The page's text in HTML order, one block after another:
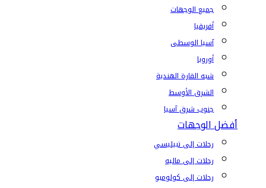
جميع الوجهات
أفريقيا
آسيا الوسطى
أوروبا
شبه القارة الهندية
الشرق الأوسط
جنوب شرق آسيا
أفضل الوجهات
رحلات إلى تبيليسي
رحلات إلى ماليه
رحلات إلى كولومبو